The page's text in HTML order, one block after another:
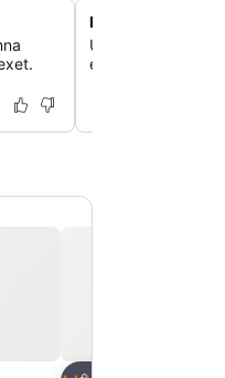
Direkt tillgång till
Upptäck den
en liten park, som